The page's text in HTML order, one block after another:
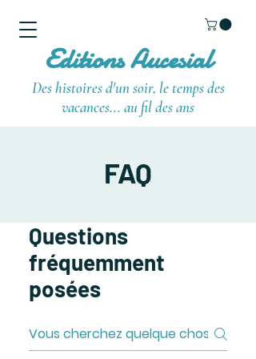
Des histoires d'un soir, le temps des
vacances... au fil des ans
Editions Aucesial
FAQ
Questions
fréquemment
posées